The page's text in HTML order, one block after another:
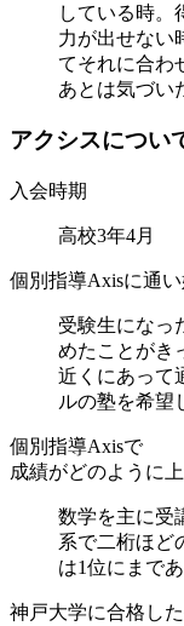
している時。
力が出せない
てそれに合わ
あとは気づい
アクシスについ
入会時期
高校3年4月
個別指導Axisに通
受験生になっ
めたことがき
近くにあって
ルの塾を希望
個別指導Axisで
成績がどのように
数学を主に受
系で二桁ほど
は1位にまで
神戸大学に合格した